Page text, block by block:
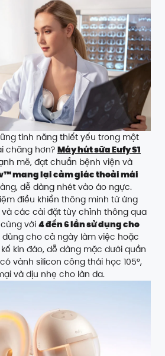
tính năng thiết yếu trong một
chăng hơn? Máy hút sữa Eufy S1
mẽ, đạt chuẩn bệnh viện và
mang lại cảm giác thoải mái
dễ dàng nhét vào áo ngực.
điều khiển thông minh từ ứng
và các cài đặt tùy chỉnh thông qua
với 4 đến 6 lần sử dụng cho
cho cả ngày làm việc hoặc
kín đáo, dễ dàng mặc dưới quần
vành silicon công thái học 105°,
và dịu nhẹ cho làn da.